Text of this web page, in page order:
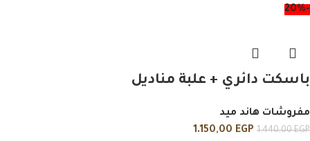
-20%
باسكت دائري + علبة مناديل
مفروشات هاند ميد
1.440,00EGP
1.150,00 EGP